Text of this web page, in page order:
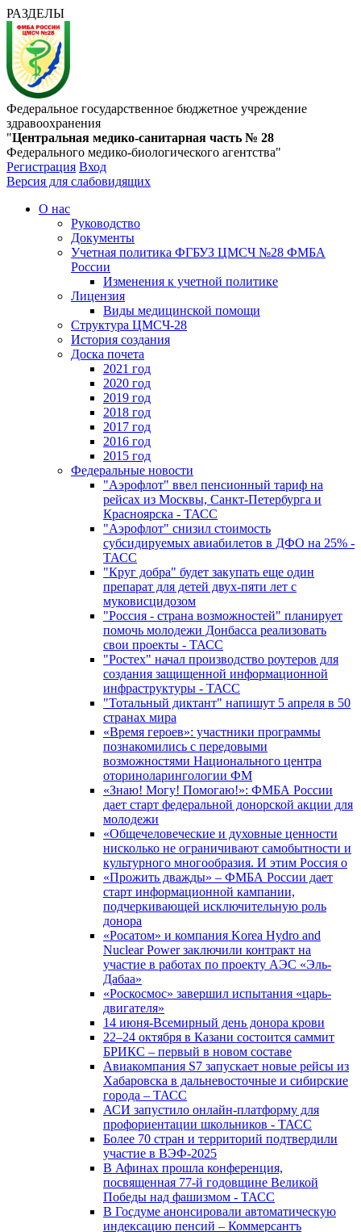
РАЗДЕЛЫ
Федеральное государственное бюджетное учреждение
здравоохранения
"Центральная медико-санитарная часть № 28
Федерального медико-биологического агентства"
Регистрация Вход
Версия для слабовидящих
О нас
Руководство
Документы
Учетная политика ФГБУЗ ЦМСЧ №28 ФМБА
России
Изменения к учетной политике
Лицензия
Виды медицинской помощи
Структура ЦМСЧ-28
История создания
Доска почета
2021 год
2020 год
2019 год
2018 год
2017 год
2016 год
2015 год
Федеральные новости
"Аэрофлот" ввел пенсионный тариф на
рейсах из Москвы, Санкт-Петербурга и
Красноярска - ТАСС
"Аэрофлот" снизил стоимость
субсидируемых авиабилетов в ДФО на 25% -
ТАСС
"Круг добра" будет закупать еще один
препарат для детей двух-пяти лет с
муковисцидозом
"Россия - страна возможностей" планирует
помочь молодежи Донбасса реализовать
свои проекты - ТАСС
"Ростех" начал производство роутеров для
создания защищенной информационной
инфраструктуры - ТАСС
"Тотальный диктант" напишут 5 апреля в 50
странах мира
«Время героев»: участники программы
познакомились с передовыми
возможностями Национального центра
оториноларингологии ФМ
«Знаю! Могу! Помогаю!»: ФМБА России
дает старт федеральной донорской акции для
молодежи
«Общечеловеческие и духовные ценности
нисколько не ограничивают самобытности и
культурного многообразия. И этим Россия о
«Прожить дважды» – ФМБА России дает
старт информационной кампании,
подчеркивающей исключительную роль
донора
«Росатом» и компания Korea Hydro and
Nuclear Power заключили контракт на
участие в работах по проекту АЭС «Эль-
Дабаа»
«Роскосмос» завершил испытания «царь-
двигателя»
14 июня-Всемирный день донора крови
22–24 октября в Казани состоится саммит
БРИКС – первый в новом составе
Авиакомпания S7 запускает новые рейсы из
Хабаровска в дальневосточные и сибирские
города – ТАСС
АСИ запустило онлайн-платформу для
профориентации школьников - ТАСС
Более 70 стран и территорий подтвердили
участие в ВЭФ-2025
В Афинах прошла конференция,
посвященная 77-й годовщине Великой
Победы над фашизмом - ТАСС
В Госдуме анонсировали автоматическую
индексацию пенсий – Коммерсантъ